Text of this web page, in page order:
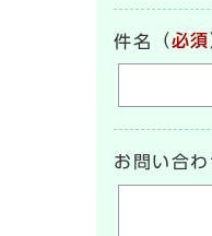
件名 （必須
お問い合